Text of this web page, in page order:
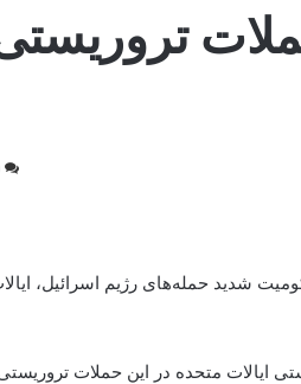
شدید حمله‌های رژیم اسرائیل،
ایالات متحده در این حملات